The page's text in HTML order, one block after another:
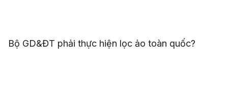
Bộ GD&ĐT phải thực hiện lọc ảo toàn quốc?